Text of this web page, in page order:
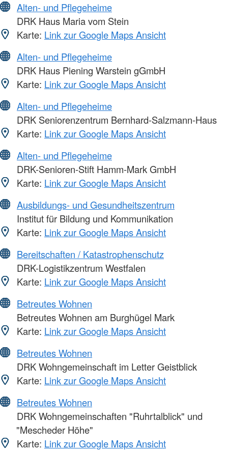
Alten- und Pflegeheime
DRK Haus Maria vom Stein
Karte: Link zur Google Maps Ansicht
Alten- und Pflegeheime
DRK Haus Piening Warstein gGmbH
Karte: Link zur Google Maps Ansicht
Alten- und Pflegeheime
DRK Seniorenzentrum Bernhard-Salzmann-Haus
Karte: Link zur Google Maps Ansicht
Alten- und Pflegeheime
DRK-Senioren-Stift Hamm-Mark GmbH
Karte: Link zur Google Maps Ansicht
Ausbildungs- und Gesundheitszentrum
Institut für Bildung und Kommunikation
Karte: Link zur Google Maps Ansicht
Bereitschaften / Katastrophenschutz
DRK-Logistikzentrum Westfalen
Karte: Link zur Google Maps Ansicht
Betreutes Wohnen
Betreutes Wohnen am Burghügel Mark
Karte: Link zur Google Maps Ansicht
Betreutes Wohnen
DRK Wohngemeinschaft im Letter Geistblick
Karte: Link zur Google Maps Ansicht
Betreutes Wohnen
DRK Wohngemeinschaften "Ruhrtalblick" und
"Mescheder Höhe"
Karte: Link zur Google Maps Ansicht